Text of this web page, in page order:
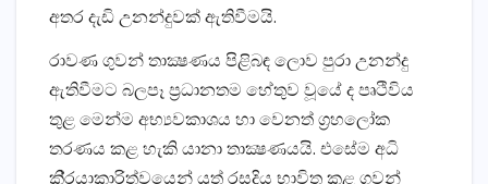
අතර දැඩි උනන්දුවක් ඇතිවීමයි.
රාවණ ගුවන් තාක්‍ෂණය පිළිබඳ ලොව පුරා උනන්දු
ඇතිවීමට බලපෑ ප‍්‍රධානතම හේතුව වූයේ ද පෘථිවිය
තුළ මෙන්ම අභ්‍යවකාශය හා වෙනත් ග‍්‍රහලෝක
තරණය කළ හැකි යානා තාක්‍ෂණයයි. එසේම අධි
කි‍්‍රයාකාරිත්වයෙන් යුත් රසදිය භාවිත කළ ගුවන්